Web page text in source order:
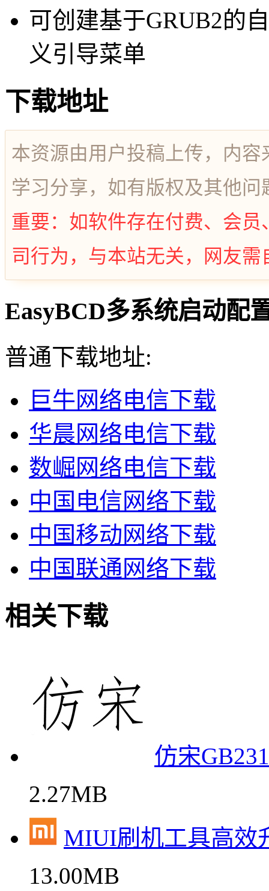
可创建基于GRUB2的
义引导菜单
下载地址
本资源由用户投稿上传，内
学习分享，如有版权及其他
重要：如软件存在付费、会
司行为，与本站无关，网友需
EasyBCD多系统启动配
普通下载地址:
巨牛网络电信下载
华晨网络电信下载
数崛网络电信下载
中国电信网络下载
中国移动网络下载
中国联通网络下载
相关下载
仿宋
2.27MB
MIUI刷机工具高效
13.00MB